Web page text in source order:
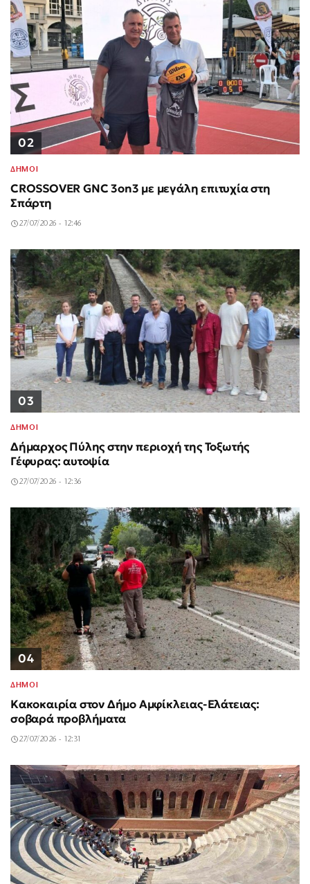
02
ΔΗΜΟΙ
CROSSOVER GNC 3on3 με μεγάλη επιτυχία στη
Σπάρτη
27/07/2026 - 12:46
03
ΔΗΜΟΙ
Δήμαρχος Πύλης στην περιοχή της Τοξωτής
Γέφυρας: αυτοψία
27/07/2026 - 12:36
04
ΔΗΜΟΙ
Κακοκαιρία στον Δήμο Αμφίκλειας-Ελάτειας:
σοβαρά προβλήματα
27/07/2026 - 12:31